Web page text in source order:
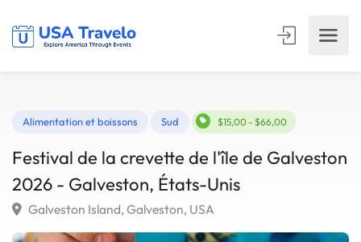
Sud $15,00 - $66,00
Festival de la crevette de l'île de
2026 - Galveston, États-Unis